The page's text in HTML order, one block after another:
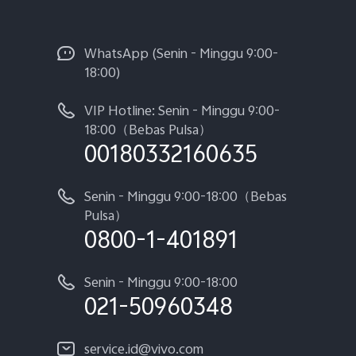
WhatsApp (Senin - Minggu 9:00-
18:00)
VIP Hotline: Senin - Minggu 9:00-
18:00（Bebas Pulsa）
00180332160635
Senin - Minggu 9:00-18:00（Bebas
Pulsa）
0800-1-401891
Senin - Minggu 9:00-18:00
021-50960348
service.id@vivo.com